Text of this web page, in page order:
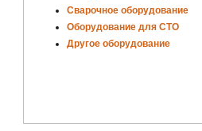
Сварочное оборудование
Оборудование для СТО
Другое оборудование